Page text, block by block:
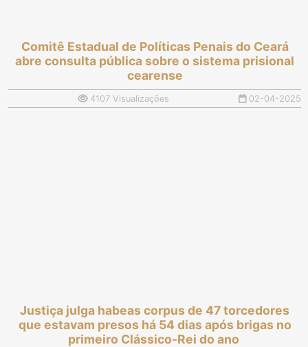
Comitê Estadual de Políticas Penais do Ceará
abre consulta pública sobre o sistema prisional
cearense
4107 Visualizações 02-04-2025
Justiça julga habeas corpus de 47 torcedores
que estavam presos há 54 dias após brigas no
primeiro Clássico-Rei do ano